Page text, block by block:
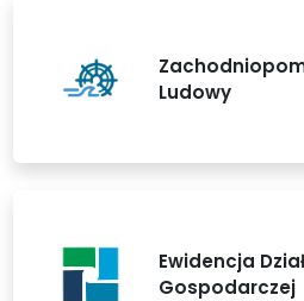
Ludowy
Ewidencja
Gospodarczej